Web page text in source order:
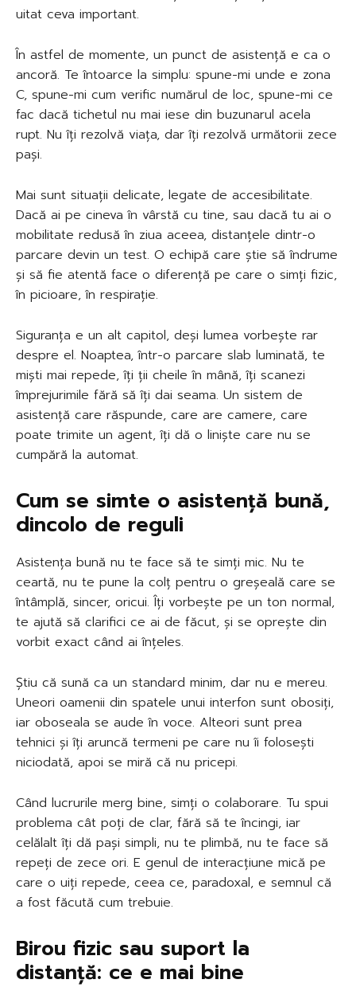
uitat ceva important.
În astfel de momente, un punct de asistență e ca o
ancoră. Te întoarce la simplu: spune-mi unde e zona
C, spune-mi cum verific numărul de loc, spune-mi ce
fac dacă tichetul nu mai iese din buzunarul acela
rupt. Nu îți rezolvă viața, dar îți rezolvă următorii zece
pași.
Mai sunt situații delicate, legate de accesibilitate.
Dacă ai pe cineva în vârstă cu tine, sau dacă tu ai o
mobilitate redusă în ziua aceea, distanțele dintr-o
parcare devin un test. O echipă care știe să îndrume
și să fie atentă face o diferență pe care o simți fizic,
în picioare, în respirație.
Siguranța e un alt capitol, deși lumea vorbește rar
despre el. Noaptea, într-o parcare slab luminată, te
miști mai repede, îți ții cheile în mână, îți scanezi
împrejurimile fără să îți dai seama. Un sistem de
asistență care răspunde, care are camere, care
poate trimite un agent, îți dă o liniște care nu se
cumpără la automat.
Cum se simte o asistență bună,
dincolo de reguli
Asistența bună nu te face să te simți mic. Nu te
ceartă, nu te pune la colț pentru o greșeală care se
întâmplă, sincer, oricui. Îți vorbește pe un ton normal,
te ajută să clarifici ce ai de făcut, și se oprește din
vorbit exact când ai înțeles.
Știu că sună ca un standard minim, dar nu e mereu.
Uneori oamenii din spatele unui interfon sunt obosiți,
iar oboseala se aude în voce. Alteori sunt prea
tehnici și îți aruncă termeni pe care nu îi folosești
niciodată, apoi se miră că nu pricepi.
Când lucrurile merg bine, simți o colaborare. Tu spui
problema cât poți de clar, fără să te încingi, iar
celălalt îți dă pași simpli, nu te plimbă, nu te face să
repeți de zece ori. E genul de interacțiune mică pe
care o uiți repede, ceea ce, paradoxal, e semnul că
a fost făcută cum trebuie.
Birou fizic sau suport la
distanță: ce e mai bine